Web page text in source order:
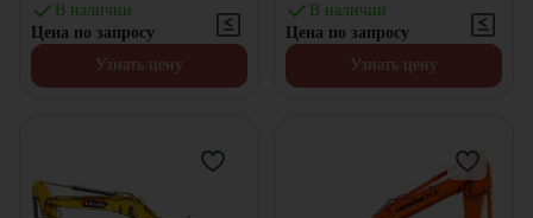
В наличии
Цена по запросу
Узнать цену
В наличии
Цена по запросу
Узнать цену